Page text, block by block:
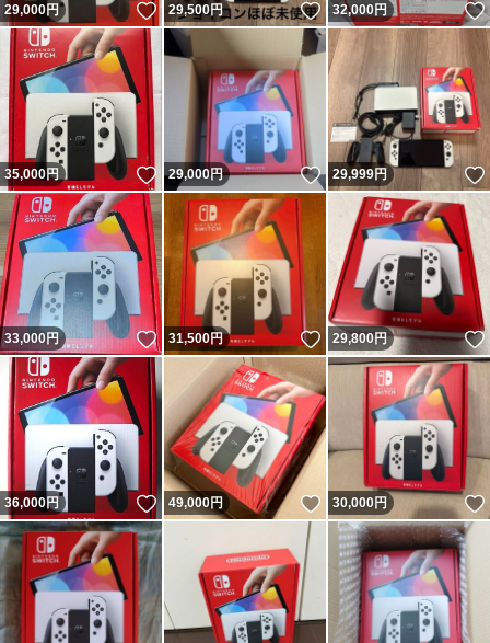
29,000円 いいね！
29,500円 いいね！
32,000円
35,000円 いいね！
29,000円 いいね！
29,999円
33,000円 いいね！
31,500円 いいね！
29,800円
36,000円 いいね！
49,000円 いいね！
30,000円